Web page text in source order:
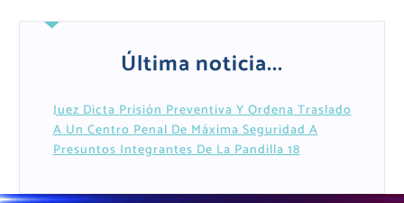
Última noticia...
Juez Dicta Prisión Preventiva Y Ordena Traslado
A Un Centro Penal De Máxima Seguridad A
Presuntos Integrantes De La Pandilla 18